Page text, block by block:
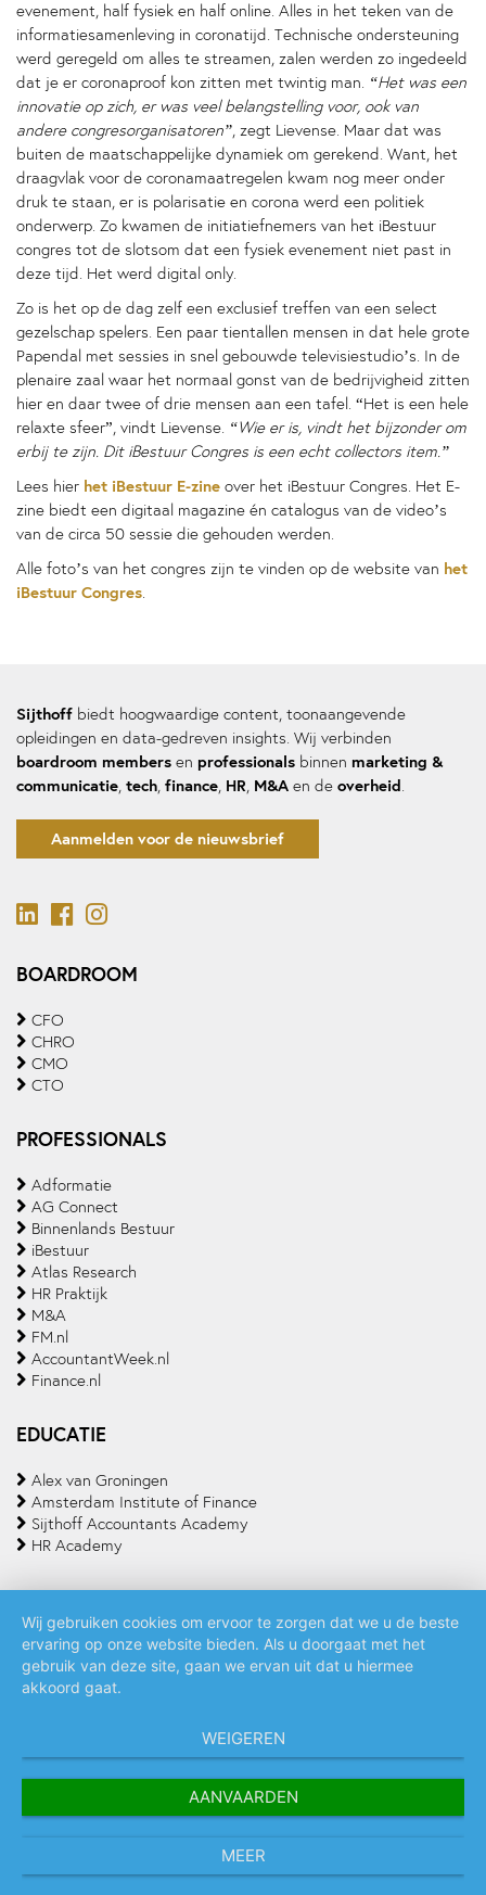
evenement, half fysiek en half online. Alles in het teken van de
informatiesamenleving in coronatijd. Technische ondersteuning
werd geregeld om alles te streamen, zalen werden zo ingedeeld
dat je er coronaproof kon zitten met twintig man. “Het was een
innovatie op zich, er was veel belangstelling voor, ook van
andere congresorganisatoren”, zegt Lievense. Maar dat was
buiten de maatschappelijke dynamiek om gerekend. Want, het
draagvlak voor de coronamaatregelen kwam nog meer onder
druk te staan, er is polarisatie en corona werd een politiek
onderwerp. Zo kwamen de initiatiefnemers van het iBestuur
congres tot de slotsom dat een fysiek evenement niet past in
deze tijd. Het werd digital only.
Zo is het op de dag zelf een exclusief treffen van een select
gezelschap spelers. Een paar tientallen mensen in dat hele grote
Papendal met sessies in snel gebouwde televisiestudio’s. In de
plenaire zaal waar het normaal gonst van de bedrijvigheid zitten
hier en daar twee of drie mensen aan een tafel. “Het is een hele
relaxte sfeer”, vindt Lievense. “Wie er is, vindt het bijzonder om
erbij te zijn. Dit iBestuur Congres is een echt collectors item.”
Lees hier het iBestuur E-zine over het iBestuur Congres. Het E-
zine biedt een digitaal magazine én catalogus van de video’s
van de circa 50 sessie die gehouden werden.
Alle foto’s van het congres zijn te vinden op de website van het
iBestuur Congres.
Sijthoff biedt hoogwaardige content, toonaangevende
opleidingen en data-gedreven insights. Wij verbinden
boardroom members en professionals binnen marketing &
communicatie, tech, finance, HR, M&A en de overheid.
Aanmelden voor de nieuwsbrief
BOARDROOM
CFO
CHRO
CMO
CTO
PROFESSIONALS
Adformatie
AG Connect
Binnenlands Bestuur
iBestuur
Atlas Research
HR Praktijk
M&A
FM.nl
AccountantWeek.nl
Finance.nl
EDUCATIE
Alex van Groningen
Amsterdam Institute of Finance
Sijthoff Accountants Academy
HR Academy
Algemene voorwaarden Privacy policy Cookie statement
Wij gebruiken cookies om ervoor te zorgen dat we u de beste
ervaring op onze website bieden. Als u doorgaat met het
gebruik van deze site, gaan we ervan uit dat u hiermee
akkoord gaat.
WEIGEREN
AANVAARDEN
MEER